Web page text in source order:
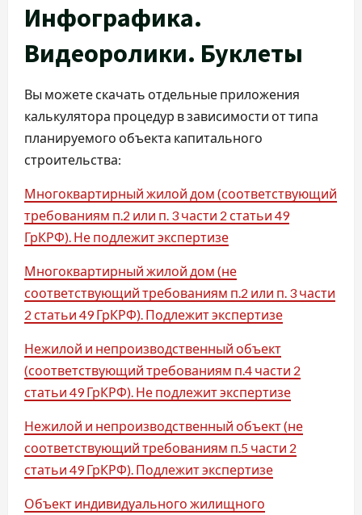
Инфографика.
Видеоролики. Буклеты
Вы можете скачать отдельные приложения
калькулятора процедур в зависимости от типа
планируемого объекта капитального
строительства:
Многоквартирный жилой дом (соответствующий
требованиям п.2 или п. 3 части 2 статьи 49
ГрКРФ). Не подлежит экспертизе
Многоквартирный жилой дом (не
соответствующий требованиям п.2 или п. 3 части
2 статьи 49 ГрКРФ). Подлежит экспертизе
Нежилой и непроизводственный объект
(соответствующий требованиям п.4 части 2
статьи 49 ГрКРФ). Не подлежит экспертизе
Нежилой и непроизводственный объект (не
соответствующий требованиям п.5 части 2
статьи 49 ГрКРФ). Подлежит экспертизе
Объект индивидуального жилищного